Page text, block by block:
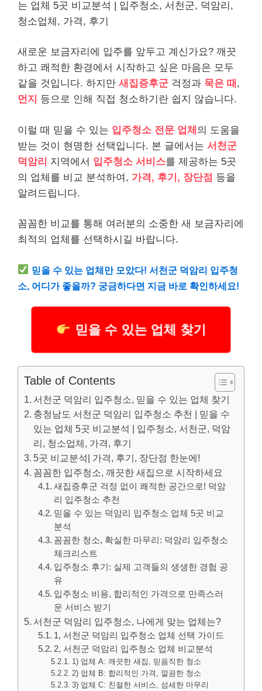
는 업체 5곳 비교분석 | 입주청소, 서천군, 덕암리,
청소업체, 가격, 후기
새로운 보금자리에 입주를 앞두고 계신가요? 깨끗
하고 쾌적한 환경에서 시작하고 싶은 마음은 모두
같을 것입니다. 하지만 새집증후군 걱정과 묵은 때 ,
먼지 등으로 인해 직접 청소하기란 쉽지 않습니다.
이럴 때 믿을 수 있는 입주청소 전문 업체 의 도움을
받는 것이 현명한 선택입니다. 본 글에서는 서천군
덕암리 지역에서 입주청소 서비스를 제공하는 5곳
의 업체를 비교 분석하여, 가격, 후기, 장단점 등을
알려드립니다.
꼼꼼한 비교를 통해 여러분의 소중한 새 보금자리에
최적의 업체를 선택하시길 바랍니다.
믿을 수 있는 업체만 모았다! 서천군 덕암리 입주청
소, 어디가 좋을까? 궁금하다면 지금 바로 확인하세요!
믿을 수 있는 업체 찾기
Table of Contents
서천군 덕암리 입주청소, 믿을 수 있는 업체 찾기
충청남도 서천군 덕암리 입주청소 추천 | 믿을 수
있는 업체 5곳 비교분석 | 입주청소, 서천군, 덕암
리, 청소업체, 가격, 후기
5곳 비교분석| 가격, 후기, 장단점 한눈에!
꼼꼼한 입주청소, 깨끗한 새집으로 시작하세요
새집증후군 걱정 없이 쾌적한 공간으로! 덕암
리 입주청소 추천
믿을 수 있는 덕암리 입주청소 업체 5곳 비교
분석
꼼꼼한 청소, 확실한 마무리: 덕암리 입주청소
체크리스트
입주청소 후기: 실제 고객들의 생생한 경험 공
유
입주청소 비용, 합리적인 가격으로 만족스러
운 서비스 받기
서천군 덕암리 입주청소, 나에게 맞는 업체는?
1, 서천군 덕암리 입주청소 업체 선택 가이드
2, 서천군 덕암리 입주청소 업체 비교분석
1) 업체 A: 깨끗한 새집, 믿음직한 청소
2) 업체 B: 합리적인 가격, 깔끔한 청소
3) 업체 C: 친절한 서비스, 섬세한 마무리